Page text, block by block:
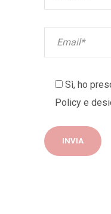
Sì, ho
Policy e